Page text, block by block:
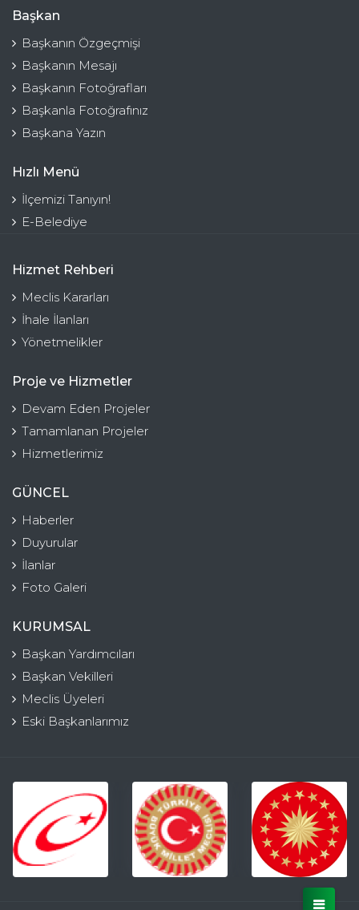
Başkan
Başkanın Özgeçmişi
Başkanın Mesajı
Başkanın Fotoğrafları
Başkanla Fotoğrafınız
Başkana Yazın
Hızlı Menü
İlçemizi Tanıyın!
E-Belediye
Hizmet Rehberi
Meclis Kararları
İhale İlanları
Yönetmelikler
Proje ve Hizmetler
Devam Eden Projeler
Tamamlanan Projeler
Hizmetlerimiz
GÜNCEL
Haberler
Duyurular
İlanlar
Foto Galeri
KURUMSAL
Başkan Yardımcıları
Başkan Vekilleri
Meclis Üyeleri
Eski Başkanlarımız